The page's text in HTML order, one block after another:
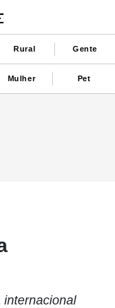
Rural Gente
Mulher Pet
internacional